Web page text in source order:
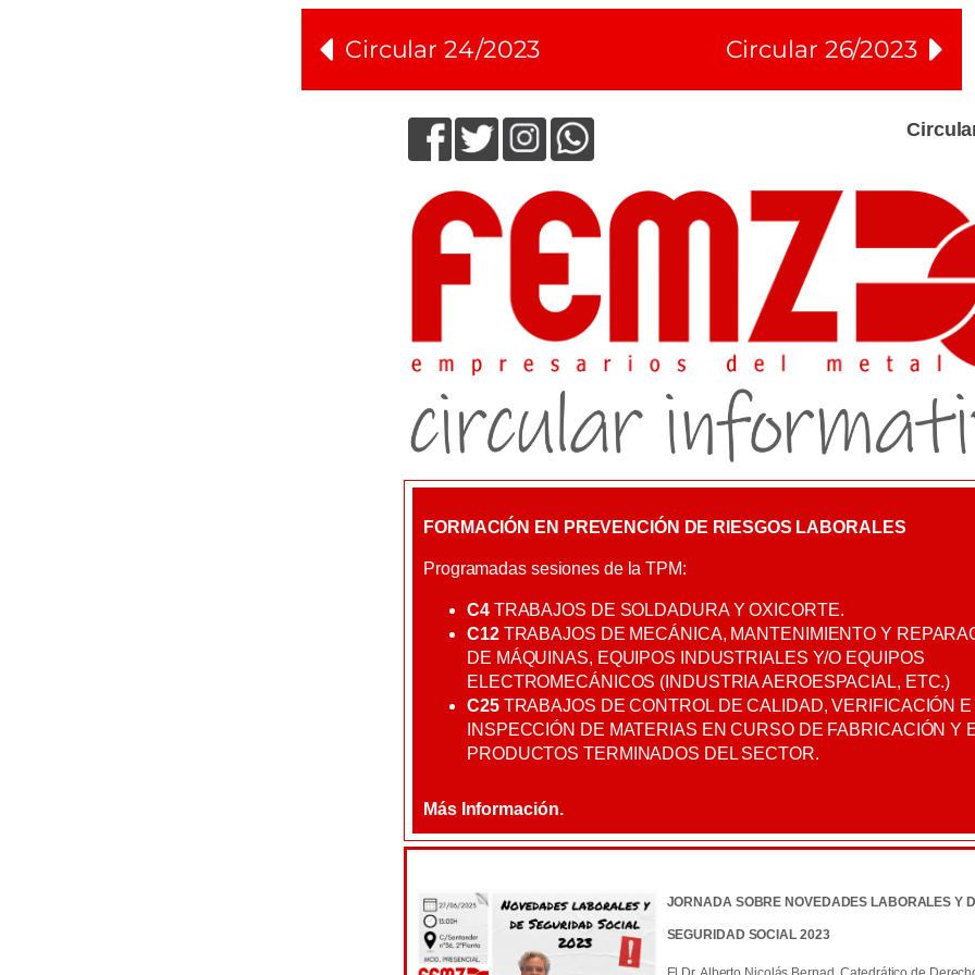
Circular 24/2023 Circular 26/2023
FORMACIÓN EN PREVENCIÓN DE RIESGOS LABORALES
Programadas sesiones de la TPM:
C4TRABAJOS DE SOLDADURA Y OXICORTE.
C12TRABAJOS DE MECÁNICA, MANTENIMIENTO Y
DE MÁQUINAS, EQUIPOS INDUSTRIALES Y/O EQUIPOS
ELECTROMECÁNICOS (INDUSTRIA AEROESPACIAL, ETC.)
C25 TRABAJOS DE CONTROL DE CALIDAD, VERIFICACIÓN E
INSPECCIÓN DE MATERIAS EN CURSO DE FABRICACIÓN Y
PRODUCTOS TERMINADOS DEL SECTOR.
Más Información.
JORNADA SOBRE NOVEDADES LABORALES Y
SEGURIDAD SOCIAL 2023